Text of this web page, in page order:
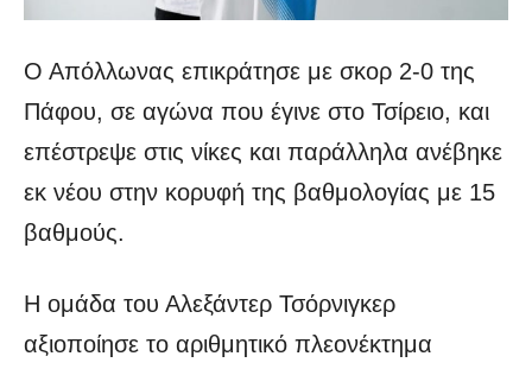
Ο Απόλλωνας επικράτησε με σκορ 2-0 της
Πάφου, σε αγώνα που έγινε στο Τσίρειο, και
επέστρεψε στις νίκες και παράλληλα ανέβηκε
εκ νέου στην κορυφή της βαθμολογίας με 15
βαθμούς.
Η ομάδα του Αλεξάντερ Τσόρνιγκερ
αξιοποίησε το αριθμητικό πλεονέκτημα